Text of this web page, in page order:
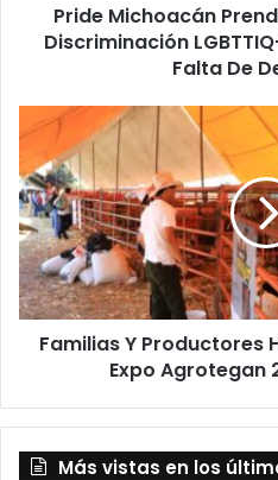
Invisibles
Denuncias
Pride Michoacán
Discriminación
Falta De
Familias
Y
Productores
Hacen
Gran
Éxito
De
La
Expo
Agrotegan
Familias Y Productores
Expo Agrotegan
Más vistas en los